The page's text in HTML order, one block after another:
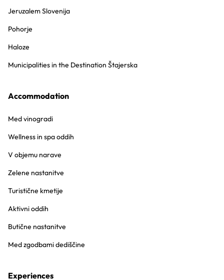
Jeruzalem Slovenija
Pohorje
Haloze
Municipalities in the Destination Štajerska
Accommodation
Med vinogradi
Wellness in spa oddih
V objemu narave
Zelene nastanitve
Turistične kmetije
Aktivni oddih
Butične nastanitve
Med zgodbami dediščine
Experiences